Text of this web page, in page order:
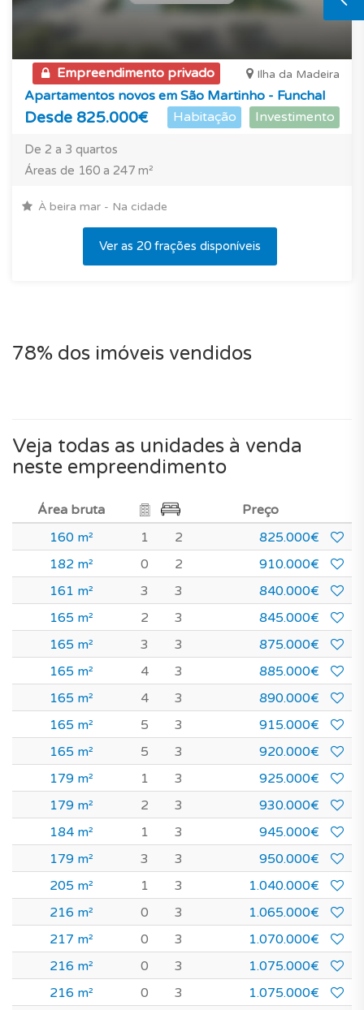
Empreendimento privado Ilha da Madeira
Apartamentos novos em São Martinho - Funchal
Desde 825.000€ Habitação Investimento
De 2 a 3 quartos
Áreas de 160 a 247 m²
À beira mar - Na cidade
Ver as 20 frações disponíveis
78% dos imóveis vendidos
Veja todas as unidades à venda
neste empreendimento
Área bruta
Preço
160 m²
1 2
825.000€
182 m²
0 2
910.000€
161 m²
3 3
840.000€
165 m²
2 3
845.000€
165 m²
3 3
875.000€
165 m²
4 3
885.000€
165 m²
4 3
890.000€
165 m²
5 3
915.000€
165 m²
5 3
920.000€
179 m²
1 3
925.000€
179 m²
2 3
930.000€
184 m²
1 3
945.000€
179 m²
3 3
950.000€
205 m²
1 3
1.040.000€
216 m²
0 3
1.065.000€
217 m²
0 3
1.070.000€
216 m²
0 3
1.075.000€
216 m²
0 3
1.075.000€